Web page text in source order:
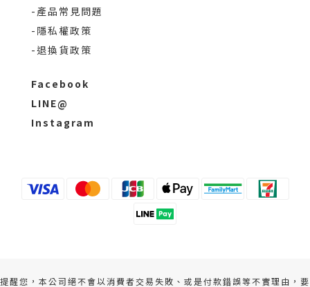
-產品常見問題
-隱私權政策
-退換貨政策
Facebook
LINE@
Instagram
提醒您，本公司絕不會以消費者交易失敗、或是付款錯誤等不實理由，要